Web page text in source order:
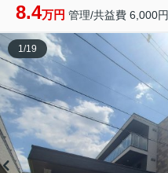
8.4万円 管理/共益費 6,000円
1/19